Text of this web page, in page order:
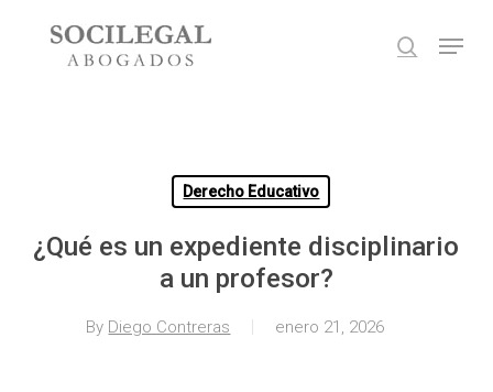
search
Menu
Derecho Educativo
¿Qué es un expediente disciplinario
a un profesor?
By Diego Contreras enero 21, 2026